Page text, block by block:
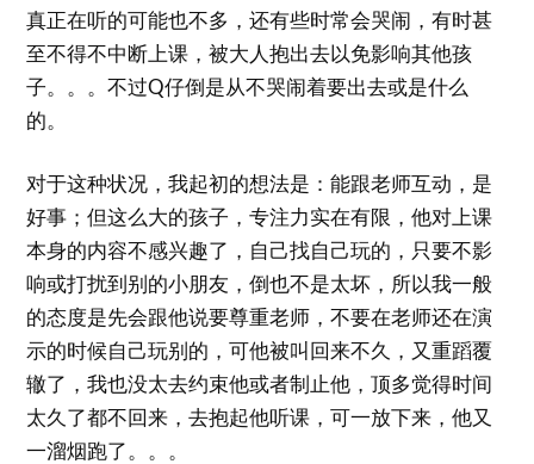
真正在听的可能也不多，还有些时常会哭闹，有时甚
至不得不中断上课，被大人抱出去以免影响其他孩
子。。。不过Q仔倒是从不哭闹着要出去或是什么
的。
对于这种状况，我起初的想法是：能跟老师互动，是
好事；但这么大的孩子，专注力实在有限，他对上课
本身的内容不感兴趣了，自己找自己玩的，只要不影
响或打扰到别的小朋友，倒也不是太坏，所以我一般
的态度是先会跟他说要尊重老师，不要在老师还在演
示的时候自己玩别的，可他被叫回来不久，又重蹈覆
辙了，我也没太去约束他或者制止他，顶多觉得时间
太久了都不回来，去抱起他听课，可一放下来，他又
一溜烟跑了。。。